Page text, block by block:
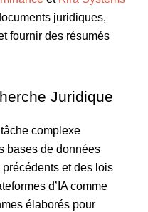
juridiques,
fournir des résumés
Juridique
complexe
bases de données
et des lois
d’IA comme
élaborés pour